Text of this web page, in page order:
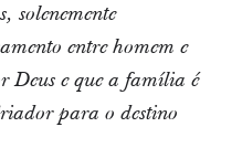
solenemente
entre homem e
Deus e que a família é
para o destino